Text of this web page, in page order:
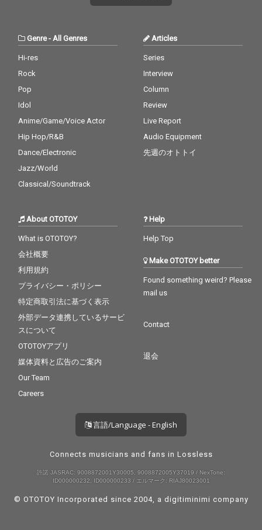
Genre- All Genres
Hi-res
Rock
Pop
Idol
Anime/Game/Voice Actor
Hip Hop/R&B
Dance/Electronic
Jazz/World
Classical/Soundtrack
Articles
Series
Interview
Column
Review
Live Report
Audio Equipment
先週のオトトイ
About OTOTOY
What is OTOTOY?
会社概要
利用規約
プライバシー・ポリシー
特定商取引法に基づく表示
外部データ連携しているサービ
スについて
OTOTOYアプリ
媒体資料と広告のご案内
Our Team
Careers
Help
Help Top
Make OTOTOY better
Found something weird? Please
mail us
Contact
退会
言語/Language - English
Connects musicians and fans in Lossless
許諾 JASRAC: 9008872001Y30005, 9008872005Y37019 / NexTone:
ID000000232, ID000000233 / エルマーク: RIAJ80023001
© OTOTOY Incorporated since 2004, a digitiminimi company